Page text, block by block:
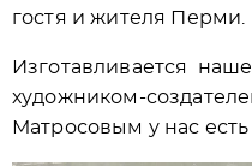
гостя и жителя Перми.
Изготавливается
художником-
Матросовым у нас есть